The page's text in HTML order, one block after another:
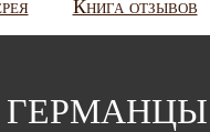
Книга отзывов
ГЕРМАНЦЫ